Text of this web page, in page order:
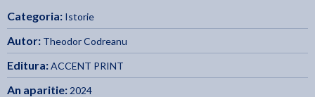
Categoria: Istorie
Autor: Theodor Codreanu
Editura:ACCENT PRINT
An aparitie: 2024